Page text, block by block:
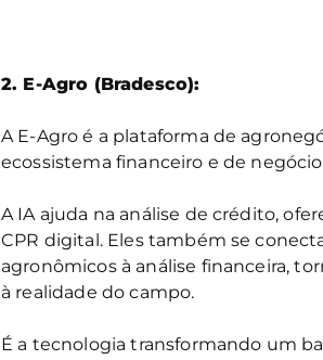
2. E-Agro (Bradesco):
A E-Agro é a plataforma de
ecossistema financeiro e de
A IA ajuda na análise de crédito,
CPR digital. Eles também se
agronômicos à análise financeira,
à realidade do campo.
É a tecnologia transformando um